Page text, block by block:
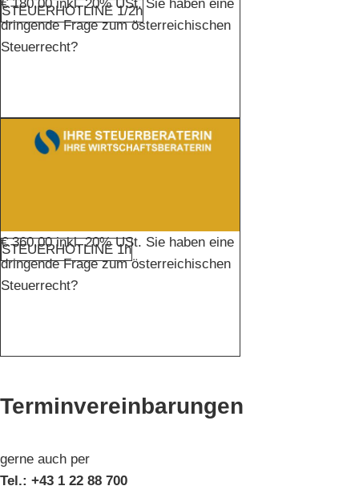
STEUERHOTLINE 1/2h
€ 180,00 inkl. 20% USt. Sie haben eine
dringende Frage zum österreichischen
Steuerrecht?
STEUERHOTLINE 1h
€ 360,00 inkl. 20% USt. Sie haben eine
dringende Frage zum österreichischen
Steuerrecht?
Terminvereinbarungen
gerne auch per
Tel.: +43 1 22 88 700